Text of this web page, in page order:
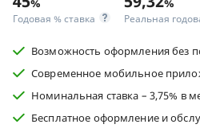
Годовая % ставка Реальная
Возможность оформления без
Современное мобильное
Номинальная ставка – 3,75% в
Бесплатное оформление и